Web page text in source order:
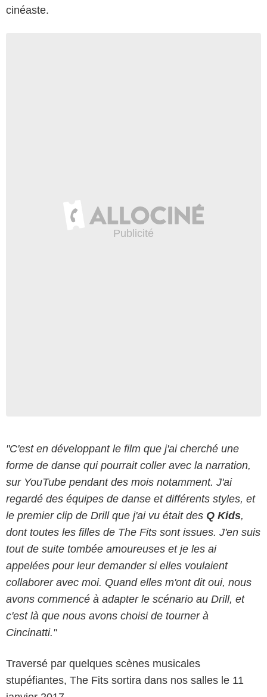
cinéaste.
"C'est en développant le film que j'ai cherché une
forme de danse qui pourrait coller avec la narration,
sur YouTube pendant des mois notamment. J'ai
regardé des équipes de danse et différents styles, et
le premier clip de Drill que j'ai vu était des Q Kids,
dont toutes les filles de The Fits sont issues. J'en suis
tout de suite tombée amoureuses et je les ai
appelées pour leur demander si elles voulaient
collaborer avec moi. Quand elles m'ont dit oui, nous
avons commencé à adapter le scénario au Drill, et
c'est là que nous avons choisi de tourner à
Cincinatti."
Traversé par quelques scènes musicales
stupéfiantes, The Fits sortira dans nos salles le 11